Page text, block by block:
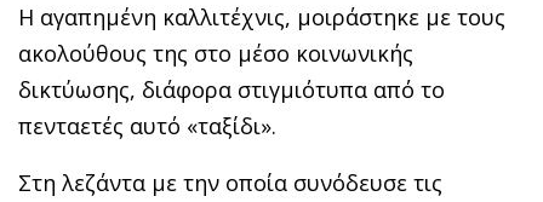
Η αγαπημένη καλλιτέχνις, μοιράστηκε με τους
ακολούθους της στο μέσο κοινωνικής
δικτύωσης, διάφορα στιγμιότυπα από το
πενταετές αυτό «ταξίδι».
Στη λεζάντα με την οποία συνόδευσε τις